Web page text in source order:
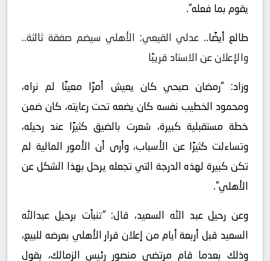
يقوم بما فعله”.
طالع أيضًا.. عدلي القيعي: الأهلي سيضم صفقة ثالثة..
والإعلان عن الاستاد قريبًا
وزاد: “رمضان صبحي كان يعيش أمرًا معينًا لم نراه،
ومحمود الخطيب نفسه كان يضعه تحت رعايته، كان ضمن
خطة مستقبلية كبيرة، شعرت بالضيق كثيرًا عند رحيله،
وتساءلت كثيرًا عن الأسباب، وأرى أن الأمور المالية لم
تكن كبيرة لهذه الدرجة التي تجعله يرحل بهذا الشكل عن
الأهلي”.
وعن رحيل عبد الله السعيد، قال: “تنبأت برحيل عبدالله
السعيد قبل أربعة أيام من إعلان قرار الأهلي بعرضه للبيع،
وذلك بعدما قام مرتضى منصور رئيس الزمالك، بقول